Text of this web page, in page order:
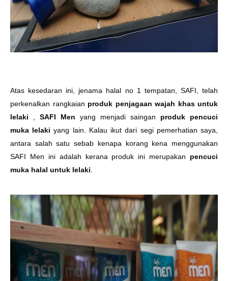
Atas kesedaran ini, jenama halal no 1 tempatan, SAFI, telah
perkenalkan rangkaian produk penjagaan wajah khas untuk
lelaki
SAFI Men yang menjadi saingan produk pencuci
muka lelaki yang lain. Kalau ikut dari segi pemerhatian saya,
antara salah satu sebab kenapa korang kena menggunakan
SAFI Men ini adalah kerana produk ini merupakan pencuci
muka halal untuk lelaki